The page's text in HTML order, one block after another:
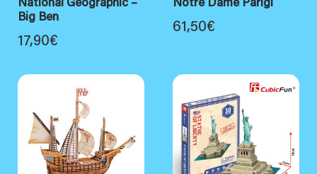
National Geographic –
Big Ben
17,90€
Notre Dame Parigi
61,50€